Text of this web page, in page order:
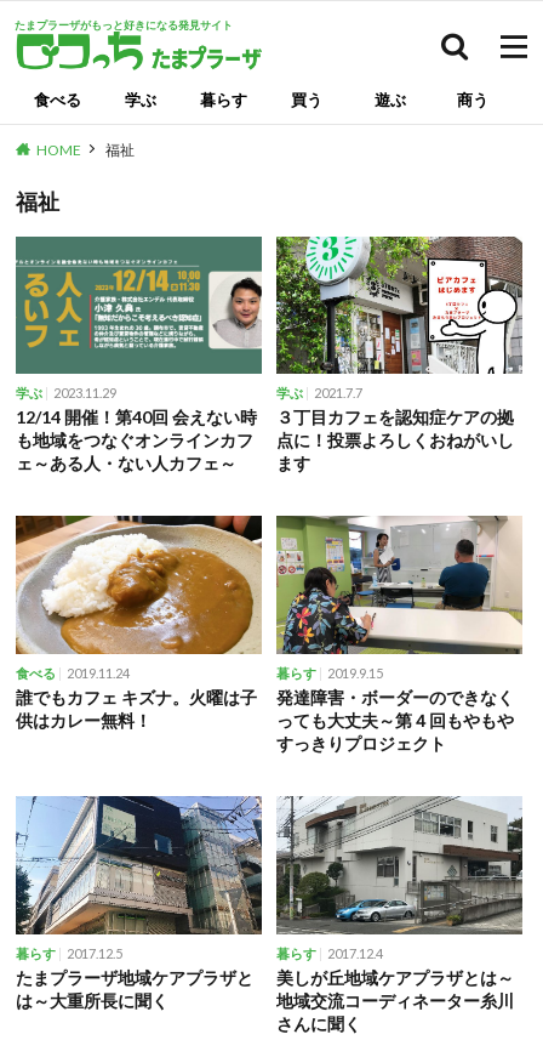
たまプラーザがもっと好きになる発見サイト
食べる 学ぶ 暮らす 買う 遊ぶ 商う
HOME 福祉
福祉
学ぶ 2023.11.29
12/14 開催！第40回 会えない時
も地域をつなぐオンラインカフ
ェ～ある人・ない人カフェ～
学ぶ 2021.7.7
３丁目カフェを認知症ケアの拠
点に！投票よろしくおねがいし
ます
食べる 2019.11.24
誰でもカフェ キズナ。火曜は子
供はカレー無料！
暮らす 2019.9.15
発達障害・ボーダーのできなく
っても大丈夫～第４回もやもや
すっきりプロジェクト
暮らす 2017.12.5
たまプラーザ地域ケアプラザと
は～大重所長に聞く
暮らす 2017.12.4
美しが丘地域ケアプラザとは～
地域交流コーディネーター糸川
さんに聞く